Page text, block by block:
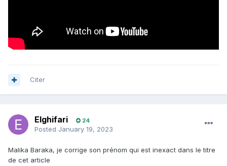
Citer
Elghifari 24
Posted January 19, 2023
Malika Baraka, je corrige son prénom qui est inexact dans le titre
de cet article